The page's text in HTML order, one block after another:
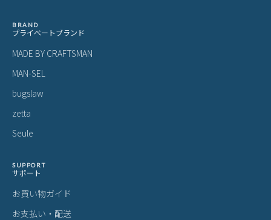
BRAND
プライベートブランド
MADE BY CRAFTSMAN
MAN-SEL
bugslaw
zetta
Seule
SUPPORT
サポート
お買い物ガイド
お支払い・配送